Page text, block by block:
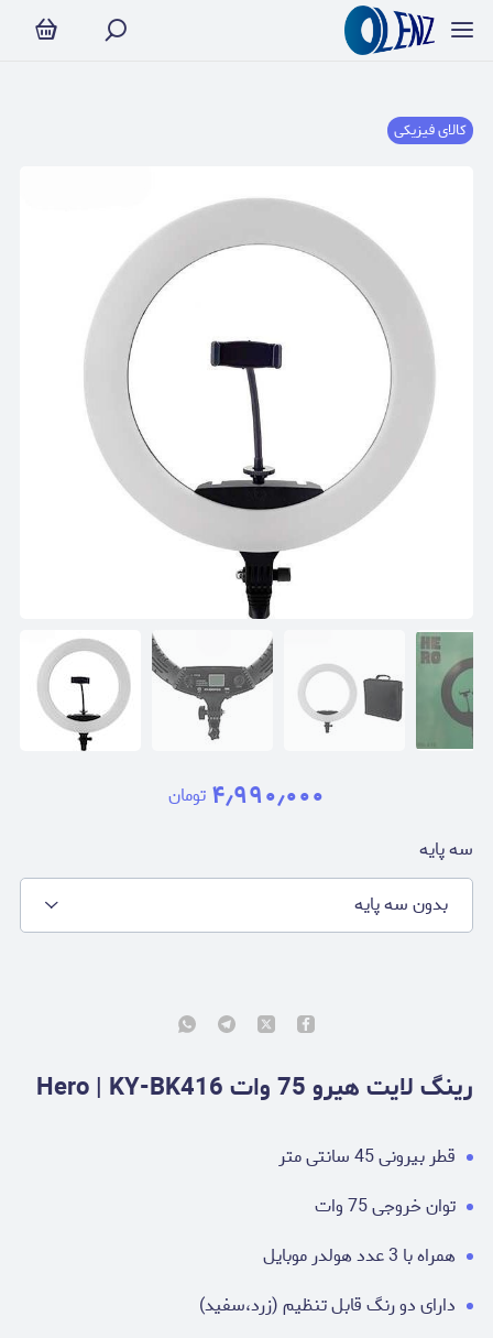
کالای فیزیکی
۴٫۹۹۰٫۰۰۰ تومان
سه پایه
بدون سه پایه
رینگ لایت هیرو 75 وات Hero | KY-BK416
قطر بیرونی 45 سانتی‌ متر
توان خروجی 75 وات
همراه با 3 عدد هولدر موبایل
دارای دو رنگ قابل تنظیم (زرد،سفید)